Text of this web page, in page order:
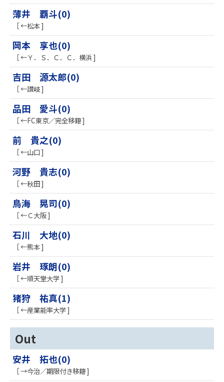
薄井 覇斗(0)
［ ←松本 ]
岡本 享也(0)
［ ←Ｙ．Ｓ．Ｃ．Ｃ．横浜 ]
吉田 源太郎(0)
［ ←讃岐 ]
品田 愛斗(0)
［ ←FC東京／完全移籍 ]
前 貴之(0)
［ ←山口 ]
河野 貴志(0)
［ ←秋田 ]
鳥海 晃司(0)
［ ←Ｃ大阪 ]
石川 大地(0)
［ ←熊本 ]
岩井 琢朗(0)
［ ←順天堂大学 ]
猪狩 祐真(1)
［ ←産業能率大学 ]
Out
安井 拓也(0)
［ →今治／期限付き移籍 ]